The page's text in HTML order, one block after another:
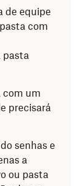
do
pessoa (ou
e clique
,nome
quem
de equipe
com
pasta
com um
precisará
senhas e
a
ou pasta